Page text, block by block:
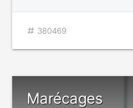
380469
Marécages